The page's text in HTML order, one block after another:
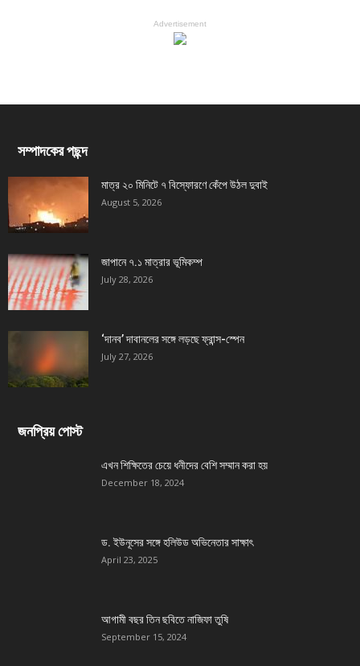
Advertisement
সম্পাদকের পছন্দ
মাত্র ২০ মিনিটে ৭ বিস্ফোরণে কেঁপে উঠল দুবাই
August 5, 2026
জাপানে ৭.১ মাত্রার ভূমিকম্প
July 28, 2026
‘দানব’ দাবানলের সঙ্গে লড়ছে ফ্রান্স-স্পেন
July 27, 2026
জনপ্রিয় পোস্ট
এখন শিক্ষিতের চেয়ে ধনীদের বেশি সম্মান করা হয়
December 18, 2024
ড. ইউনূসের সঙ্গে হলিউড অভিনেতার সাক্ষাৎ
April 23, 2025
আগামী বছর তিন ছবিতে নাজিফা তুষি
September 15, 2024